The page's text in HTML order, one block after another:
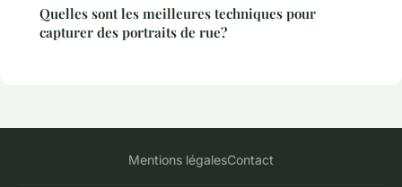
Quelles sont les meilleures techniques pour
capturer des portraits de rue?
Mentions légalesContact